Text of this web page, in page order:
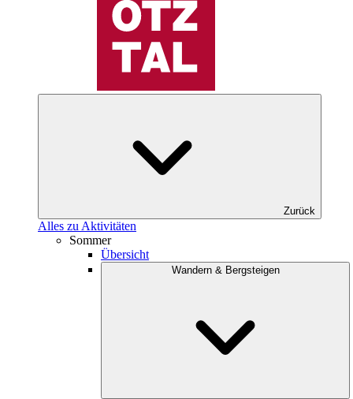
Zurück
Alles zu Aktivitäten
Sommer
Übersicht
Wandern & Bergsteigen